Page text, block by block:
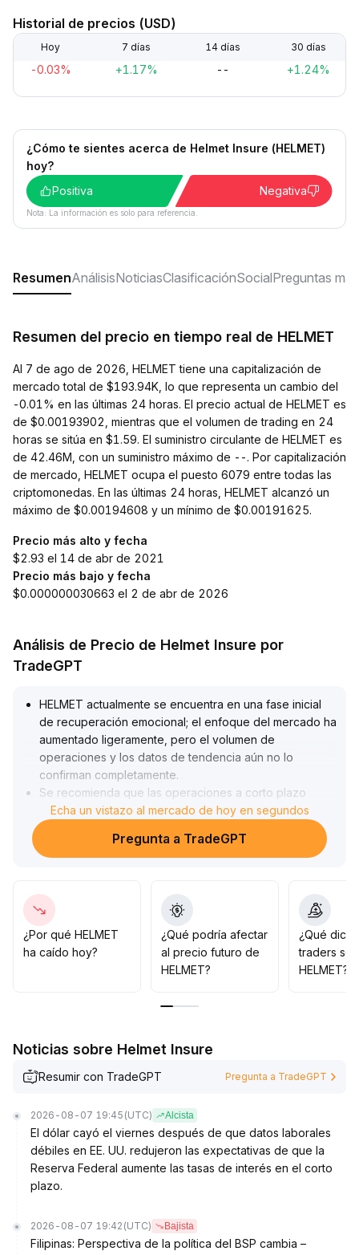
Historial de precios (USD)
Hoy 7 días 14 días 30 días
-0.03% +1.17% -- +1.24%
¿Cómo te sientes acerca de Helmet Insure (HELMET)
hoy?
Positiva
Negativa
Nota: La información es solo para referencia.
ResumenAnálisisNoticiasClasificaciónSocialPreguntas
Resumen del precio en tiempo real de HELMET
Al 7 de ago de 2026, HELMET tiene una capitalización de
mercado total de $193.94K, lo que representa un cambio del
-0.01% en las últimas 24 horas. El precio actual de HELMET es
de $0.00193902, mientras que el volumen de trading en 24
horas se sitúa en $1.59. El suministro circulante de HELMET es
de 42.46M, con un suministro máximo de --. Por capitalización
de mercado, HELMET ocupa el puesto 6079 entre todas las
criptomonedas. En las últimas 24 horas, HELMET alcanzó un
máximo de $0.00194608 y un mínimo de $0.00191625.
Precio más alto y fecha
$2.93 el 14 de abr de 2021
Precio más bajo y fecha
$0.000000030663 el 2 de abr de 2026
Análisis de Precio de Helmet Insure por
TradeGPT
HELMET actualmente se encuentra en una fase inicial
de recuperación emocional; el enfoque del mercado ha
aumentado ligeramente, pero el volumen de
operaciones y los datos de tendencia aún no lo
confirman completamente.
Se recomienda que las operaciones a corto plazo
mantengan un estricto control de posiciones, prestando
atención al soporte en el rango de $0
Los fondos de medio plazo deben esperar una
confirmación sostenida del volumen de negociación y
un canal alcista más claro antes de incrementar
posiciones, evitando una sobreexposición anticipada
provocada por el optimismo a corto plazo y
La estrategia general debe ser defensiva, con enfoque
Echa un vistazo al mercado de hoy en segundos
Pregunta a TradeGPT
¿Por qué HELMET
ha caído hoy?
¿Qué podría afectar
al precio futuro de
HELMET?
¿Qué
traders
HELMET?
Noticias sobre Helmet Insure
Resumir con TradeGPT Pregunta a TradeGPT
2026-08-07 19:45 (UTC) Alcista
El dólar cayó el viernes después de que datos laborales
débiles en EE. UU. redujeron las expectativas de que la
Reserva Federal aumente las tasas de interés en el corto
plazo.
2026-08-07 19:42 (UTC) Bajista
Filipinas: Perspectiva de la política del BSP cambia –